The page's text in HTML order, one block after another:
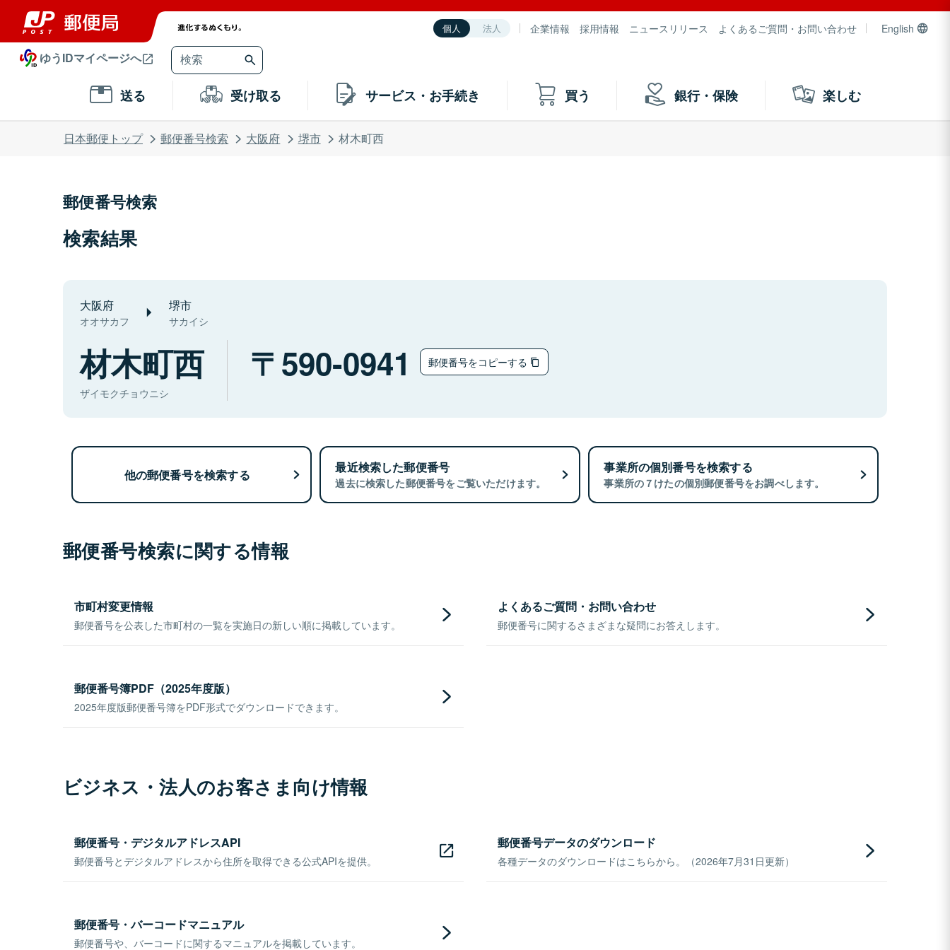
個人 法人 企業情報 採用情報 ニュースリリース よくあるご質問・お問い合わせ English
ゆうIDマイページへ
送る 受け取る サービス・お手続き 買う 銀行・保険 楽しむ
日本郵便トップ 郵便番号検索 大阪府 堺市 材木町西
郵便番号検索
検索結果
大阪府
オオサカフ
堺市
サカイシ
材木町西
ザイモクチョウニシ
590-0941 郵便番号をコピーする
他の郵便番号を検索する 最近検索した郵便番号
過去に検索した郵便番号をご覧いただけます。
事業所の個別番号を検索する
事業所の７けたの個別郵便番号をお調べします。
郵便番号検索に関する情報
市町村変更情報
郵便番号を公表した市町村の一覧を実施日の新しい順に掲載しています。
よくあるご質問・お問い合わせ
郵便番号に関するさまざまな疑問にお答えします。
郵便番号簿PDF（2025年度版）
2025年度版郵便番号簿をPDF形式でダウンロードできます。
ビジネス・法人のお客さま向け情報
郵便番号・デジタルアドレスAPI
郵便番号とデジタルアドレスから住所を取得できる公式APIを提供。
郵便番号データのダウンロード
各種データのダウンロードはこちらから。（2026年7月31日更新）
郵便番号・バーコードマニュアル
郵便番号や、バーコードに関するマニュアルを掲載しています。